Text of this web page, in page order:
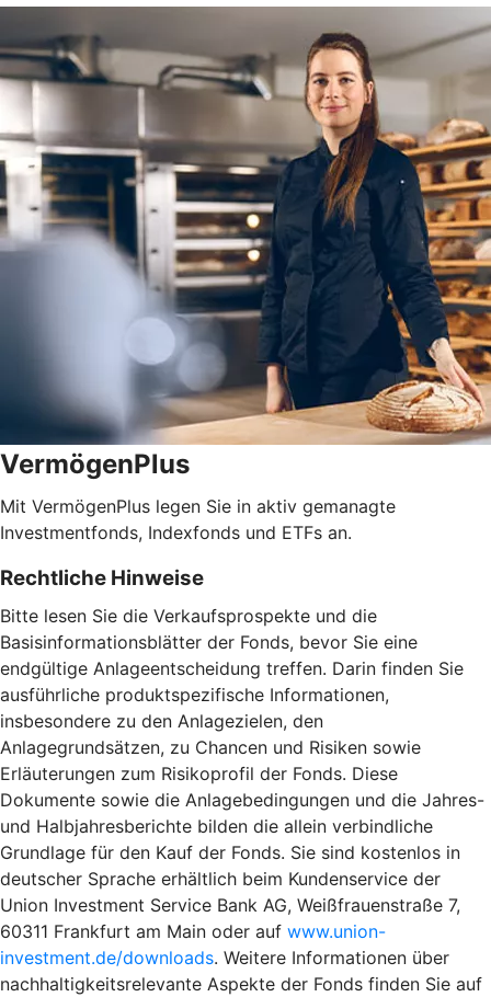
VermögenPlus
Mit VermögenPlus legen Sie in aktiv gemanagte
Investmentfonds, Indexfonds und ETFs an.
Rechtliche Hinweise
Bitte lesen Sie die Verkaufsprospekte und die
Basisinformationsblätter der Fonds, bevor Sie eine
endgültige Anlageentscheidung treffen. Darin finden Sie
ausführliche produktspezifische Informationen,
insbesondere zu den Anlagezielen, den
Anlagegrundsätzen, zu Chancen und Risiken sowie
Erläuterungen zum Risikoprofil der Fonds. Diese
Dokumente sowie die Anlagebedingungen und die Jahres-
und Halbjahresberichte bilden die allein verbindliche
Grundlage für den Kauf der Fonds. Sie sind kostenlos in
deutscher Sprache erhältlich beim Kundenservice der
Union Investment Service Bank AG, Weißfrauenstraße 7,
60311 Frankfurt am Main oder auf www.union-
investment.de/downloads. Weitere Informationen über
nachhaltigkeitsrelevante Aspekte der Fonds finden Sie auf